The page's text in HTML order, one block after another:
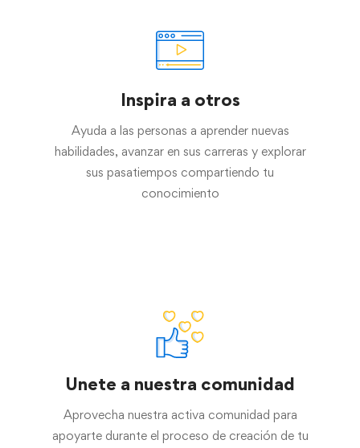
Inspira a otros
Ayuda a las personas a aprender nuevas
habilidades, avanzar en sus carreras y explorar
sus pasatiempos compartiendo tu
conocimiento
Unete a nuestra comunidad
Aprovecha nuestra activa comunidad para
apoyarte durante el proceso de creación de tu